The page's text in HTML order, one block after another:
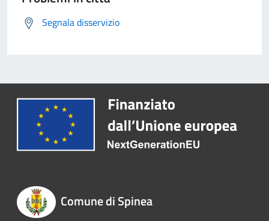
Segnala disservizio
Comune di Spinea